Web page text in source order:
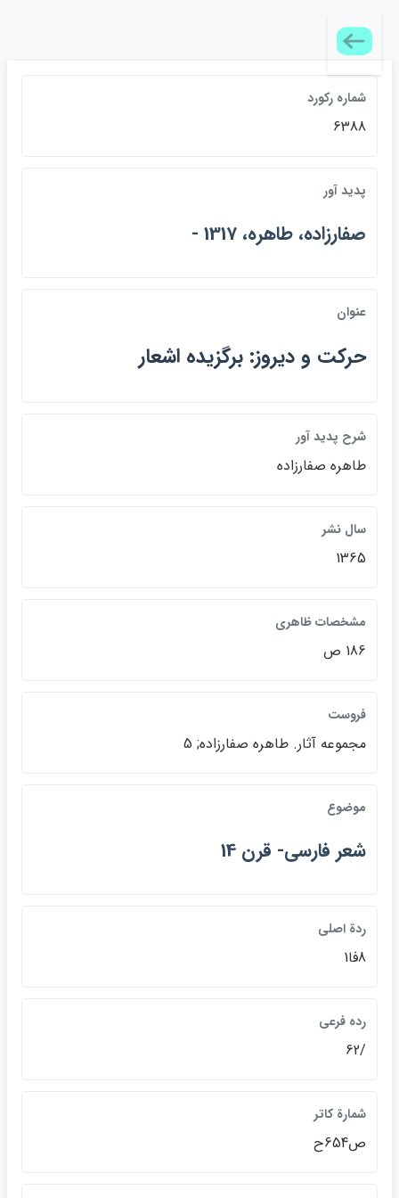
شماره ركورد
6388
پديد آور
صفارزاده، طاهره، 1317 -
عنوان
حركت و ديروز: برگزيده اشعار
شرح پديد آور
طاهره صفارزاده
سال نشر
1365
مشخصات ظاهري
186 ص
فروست
مجموعه آثار. طاهره صفارزاده; 5
موضوع
شعر فارسي- قرن 14
ردة اصلي
8فا1
رده فرعي
/62
شمارة كاتر
ص654ح